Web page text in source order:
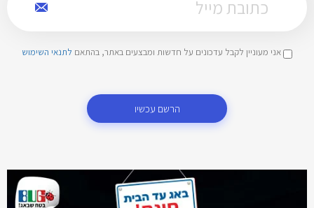
אני מעוניין לקבל עדכונים על חדשות ומבצעים באתר, בהתאם לתנאי השימוש
הרשם עכשיו